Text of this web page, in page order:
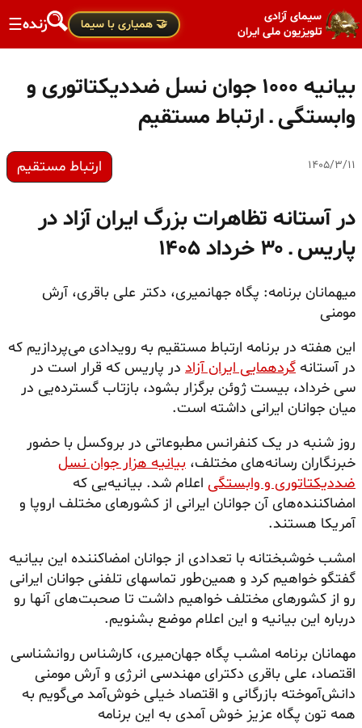
سیمای آزادی
تلویزیون ملی ایران
🤝 همیاری با سیما زنده☰
بیانیه ۱۰۰۰ جوان نسل ضددیکتاتوری و
وابستگی ـ ارتباط مستقیم
۱۴۰۵/۳/۱۱ ارتباط مستقیم
در آستانه تظاهرات بزرگ ایران آزاد در
پاریس ـ ۳۰ خرداد ۱۴۰۵
میهمانان برنامه: پگاه جهانمیری، دکتر علی باقری، آرش
مومنی
این هفته در برنامه ارتباط مستقیم به رویدادی می‌پردازیم که
در آستانه گردهمایی ایران آزاد در پاریس که قرار است در
سی خرداد، بیست ژوئن برگزار بشود، بازتاب گسترده‌یی در
میان جوانان ایرانی داشته است.
روز شنبه در یک کنفرانس مطبوعاتی در بروکسل با حضور
خبرنگاران رسانه‌های مختلف، بیانیه هزار جوان نسل
ضددیکتاتوری و وابستگی اعلام شد. بیانیه‌یی که
امضاکننده‌های آن جوانان ایرانی از کشورهای مختلف اروپا و
آمریکا هستند.
امشب خوشبختانه با تعدادی از جوانان امضاکننده این بیانیه
گفتگو خواهیم کرد و همین‌طور تماسهای تلفنی جوانان ایرانی
رو از کشورهای مختلف خواهیم داشت تا صحبت‌های آنها رو
درباره این بیانیه و این اعلام موضع بشنویم.
مهمانان برنامه امشب پگاه جهان‌میری، کارشناس روانشناسی
اقتصاد، علی باقری دکترای مهندسی انرژی و آرش مومنی
دانش‌آموخته بازرگانی و اقتصاد خیلی خوش‌آمد می‌گویم به
همه تون پگاه عزیز خوش آمدی به این برنامه